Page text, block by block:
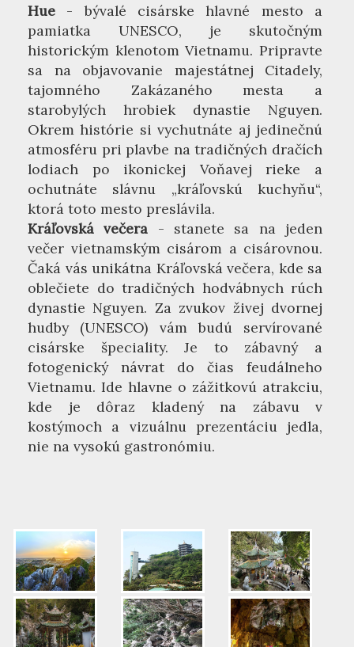
Hue - bývalé cisárske hlavné mesto a
pamiatka UNESCO, je skutočným
historickým klenotom Vietnamu. Pripravte
sa na objavovanie majestátnej Citadely,
tajomného Zakázaného mesta a
starobylých hrobiek dynastie Nguyen.
Okrem histórie si vychutnáte aj jedinečnú
atmosféru pri plavbe na tradičných dračích
lodiach po ikonickej Voňavej rieke a
ochutnáte slávnu „kráľovskú kuchyňu“,
ktorá toto mesto preslávila.
Kráľovská večera - stanete sa na jeden
večer vietnamským cisárom a cisárovnou.
Čaká vás unikátna Kráľovská večera, kde sa
oblečiete do tradičných hodvábnych rúch
dynastie Nguyen. Za zvukov živej dvornej
hudby (UNESCO) vám budú servírované
cisárske špeciality. Je to zábavný a
fotogenický návrat do čias feudálneho
Vietnamu. Ide hlavne o zážitkovú atrakciu,
kde je dôraz kladený na zábavu v
kostýmoch a vizuálnu prezentáciu jedla,
nie na vysokú gastronómiu.